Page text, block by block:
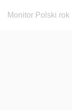
Monitor Polski rok